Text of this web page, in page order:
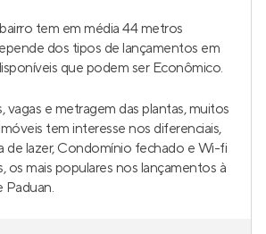
tem em média 44 metros
dos tipos de lançamentos em
que podem ser Econômico.
vagas e metragem das plantas, muitos
tem interesse nos diferenciais,
de lazer, Condomínio fechado e Wi-fi
os mais populares nos lançamentos à
Paduan.